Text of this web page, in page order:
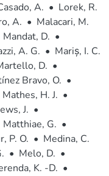
A. • Lorek, R.
A. • Malacari, M.
Mandat, D. •
A. G. • Mariș, I. C.
D. •
Bravo, O. •
Mathes, H. J. •
J. •
Matthiae, G. •
P. O. • Medina, C.
• Melo, D. •
K. -D. •